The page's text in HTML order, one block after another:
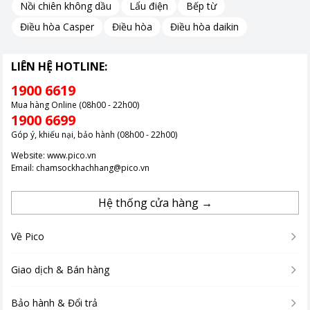
bật với hiệu quả làm mát và sưởi ấm ấn tượng, mà còn ghi
điểm nhờ công nghệ inverter tiết kiệm năng lượng và hệ thống
Lựa chọn sản phẩm này đồng nghĩa với việc đầu tư vào một giải
pháp tối ưu cho không gian sống và làm việc của bạn, mang lại
không khí sạch và thoải mái nhất.
Chúng tôi mời bạn thăm các showroom Pico để trải nghiệm và
tư vấn kỹ lưỡng về sản phẩm, đảm bảo bạn sẽ tìm được giải
pháp phù hợp nhất với nhu cầu của mình.
Ghé Pico hôm nay để không bỏ lỡ những ưu đãi đặc biệt cho
Điều hòa 2 chiều Inverter Panasonic CS-XZ9ZKH-8.
Nồi chiên không dầu
Lẩu điện
Bếp từ
Điều hòa Casper
Điều hòa Điều hòa daikin
LIÊN HỆ HOTLINE:
1900 6619
Mua hàng Online (08h00 - 22h00)
1900 6699
Góp ý, khiếu nại, bảo hành (08h00 - 22h00)
Website: www.pico.vn
Email: chamsockhachhang@pico.vn
Hệ thống cửa hàng →
Về Pico
Giao dịch & Bán hàng
Bảo hành & Đổi trả